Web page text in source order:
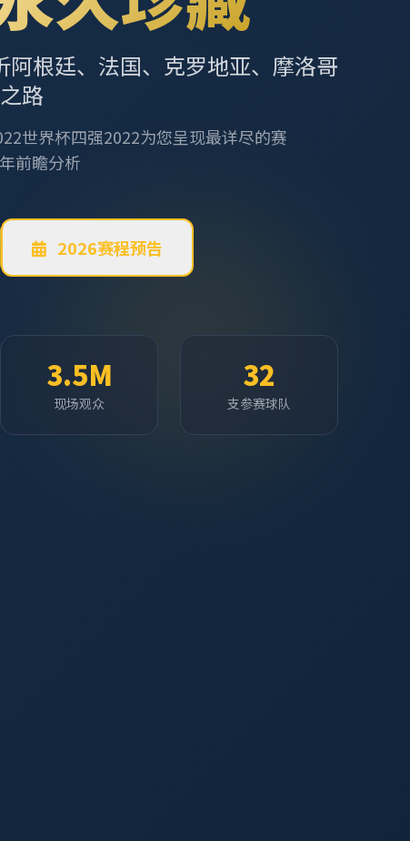
根廷、法国、克罗地亚、摩洛哥
路
世界杯四强2022为您呈现最详尽的赛
前瞻分析
2026赛程预告
3.5M
现场观众
32
支参赛球队